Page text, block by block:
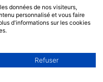
Mentions
données de nos visiteurs,
personnalisé et vous faire
d'informations sur les cookies
Refuser